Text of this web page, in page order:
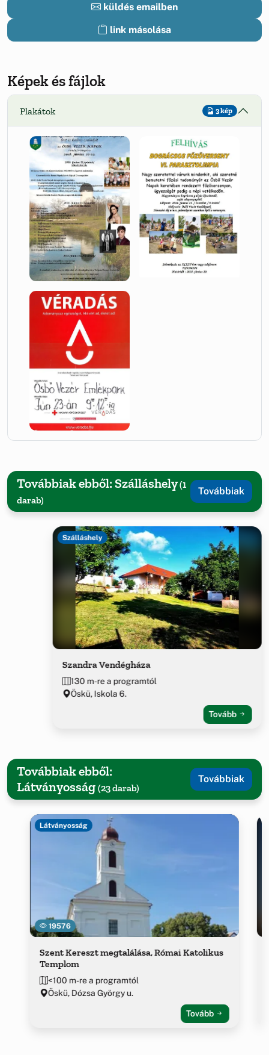
küldés emailben
link másolása
Képek és fájlok
Plakátok 3 kép
Továbbiak ebből: Szálláshely(1
darab)
Továbbiak
Szálláshely
Szandra Vendégháza
130 m-re a programtól
Öskü, Iskola 6.
Tovább
Továbbiak ebből:
Látványosság (23 darab)
Továbbiak
19576
Látványosság
Szent Kereszt megtalálása, Római Katolikus
Templom
<100 m-re a programtól
Öskü, Dózsa György u.
Tovább